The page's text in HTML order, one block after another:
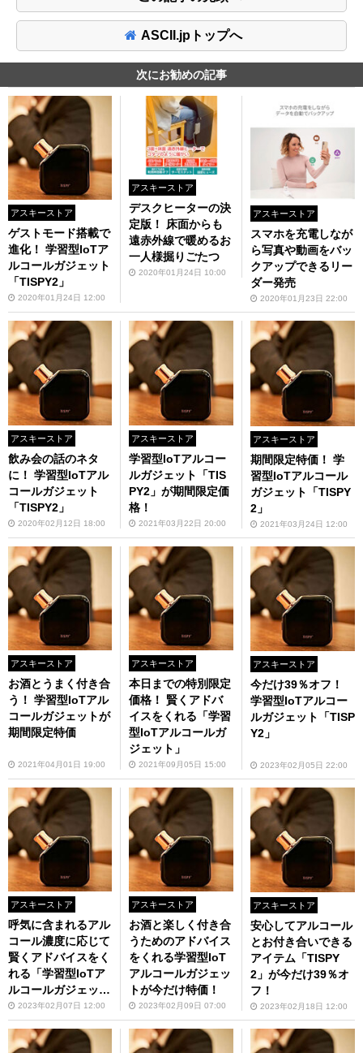
ASCII.jpトップへ
次にお勧めの記事
アスキーストア
ゲストモード搭載で
進化！ 学習型IoTア
ルコールガジェット
「TISPY2」
2020年01月24日 12:00
アスキーストア
デスクヒーターの決
定版！ 床面からも
遠赤外線で暖めるお
一人様掘りごたつ
2020年01月24日 10:00
アスキーストア
スマホを充電しなが
ら写真や動画をバッ
クアップできるリー
ダー発売
2020年01月23日 22:00
アスキーストア
飲み会の話のネタ
に！ 学習型IoTアル
コールガジェット
「TISPY2」
2020年02月12日 18:00
アスキーストア
学習型IoTアルコー
ルガジェット「TIS
PY2」が期間限定価
格！
2021年03月22日 20:00
アスキーストア
期間限定特価！ 学
習型IoTアルコール
ガジェット「TISPY
2」
2021年03月24日 12:00
アスキーストア
お酒とうまく付き合
う！ 学習型IoTアル
コールガジェットが
期間限定特価
2021年04月01日 19:00
アスキーストア
本日までの特別限定
価格！ 賢くアドバ
イスをくれる「学習
型IoTアルコールガ
ジェット」
2021年09月05日 15:00
アスキーストア
今だけ39％オフ！
学習型IoTアルコー
ルガジェット「TISP
Y2」
2023年02月05日 22:00
アスキーストア
呼気に含まれるアル
コール濃度に応じて
賢くアドバイスをく
れる「学習型IoTア
ルコールガジェッ
ト」2023年02月07日 12:00
アスキーストア
お酒と楽しく付き合
うためのアドバイス
をくれる学習型IoT
アルコールガジェッ
トが今だけ特価！
2023年02月09日 07:00
アスキーストア
安心してアルコール
とお付き合いできる
アイテム「TISPY
2」が今だけ39％オ
フ！
2023年02月18日 12:00